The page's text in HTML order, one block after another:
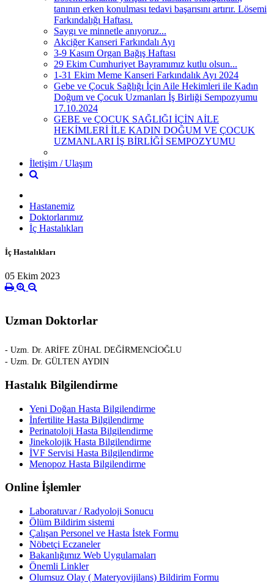
tanının erken konulması tedavi başarısını artırır. Lösemi
Farkındalığı Haftası.
Saygı ve minnetle anıyoruz...
Akciğer Kanseri Farkındalı Ayı
3-9 Kasım Organ Bağış Haftası
29 Ekim Cumhuriyet Bayramımız kutlu olsun...
1-31 Ekim Meme Kanseri Farkındalık Ayı 2024
Gebe ve Çocuk Sağlığı İçin Aile Hekimleri ile Kadın
Doğum ve Çocuk Uzmanları İş Birliği Sempozyumu
17.10.2024
GEBE ve ÇOCUK SAĞLIĞI İÇİN AİLE
HEKİMLERİ İLE KADIN DOĞUM VE ÇOCUK
UZMANLARI İŞ BİRLİĞİ SEMPOZYUMU
İletişim / Ulaşım
Hastanemiz
Doktorlarımız
İç Hastalıkları
İç Hastalıkları
05 Ekim 2023
Uzman Doktorlar
- Uzm. Dr. ARİFE ZÜHAL DEĞİRMENCİOĞLU
- Uzm. Dr. GÜLTEN AYDIN
Hastalık Bilgilendirme
Yeni Doğan Hasta Bilgilendirme
İnfertilite Hasta Bilgilendirme
Perinatoloji Hasta Bilgilendirme
Jinekolojik Hasta Bilgilendirme
İVF Servisi Hasta Bilgilendirme
Menopoz Hasta Bilgilendirme
Online İşlemler
Laboratuvar / Radyoloji Sonucu
Ölüm Bildirim sistemi
Çalışan Personel ve Hasta İstek Formu
Nöbetçi Eczaneler
Bakanlığımız Web Uygulamaları
Önemli Linkler
Olumsuz Olay ( Materyovijilans) Bildirim Formu